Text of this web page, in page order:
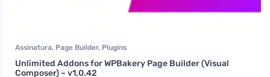
Assinatura, Page Builder, Plugins
Unlimited Addons for WPBakery Page Builder (Visual
Composer) – v1.0.42